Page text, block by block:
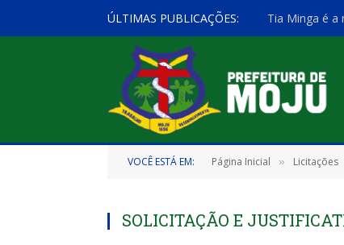
ÚLTIMAS PUBLICAÇÕES: Tia Minga é a
VOCÊ ESTÁ EM: Página Inicial » Licitações
SOLICITAÇÃO E